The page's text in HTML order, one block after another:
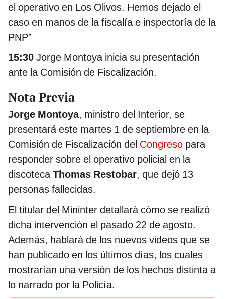
el operativo en Los Olivos. Hemos dejado el
caso en manos de la fiscalía e inspectoría de la
PNP”
15:30 Jorge Montoya inicia su presentación
ante la Comisión de Fiscalización.
Nota Previa
Jorge Montoya, ministro del Interior, se
presentará este martes 1 de septiembre en la
Comisión de Fiscalización del Congreso para
responder sobre el operativo policial en la
discotecaThomas Restobar, que dejó 13
personas fallecidas.
El titular del Mininter detallará cómo se realizó
dicha intervención el pasado 22 de agosto.
Además, hablará de los nuevos videos que se
han publicado en los últimos días, los cuales
mostrarían una versión de los hechos distinta a
lo narrado por la Policía.